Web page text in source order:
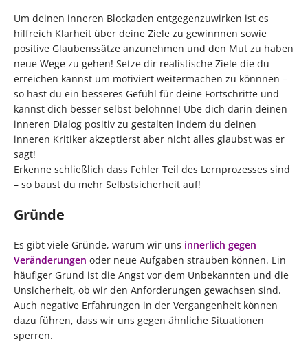
Um deinen inneren Blockaden entgegenzuwirken ist es
hilfreich Klarheit über deine Ziele zu gewinnnen sowie
positive Glaubenssätze anzunehmen und den Mut zu haben
neue Wege zu gehen! Setze dir realistische Ziele die du
erreichen kannst um motiviert weitermachen zu könnnen –
so hast du ein besseres Gefühl für deine Fortschritte und
kannst dich besser selbst belohnne! Übe dich darin deinen
inneren Dialog positiv zu gestalten indem du deinen
inneren Kritiker akzeptierst aber nicht alles glaubst was er
sagt!
Erkenne schließlich dass Fehler Teil des Lernprozesses sind
– so baust du mehr Selbstsicherheit auf!
Gründe
Es gibt viele Gründe, warum wir uns innerlich gegen
Veränderungen oder neue Aufgaben sträuben können. Ein
häufiger Grund ist die Angst vor dem Unbekannten und die
Unsicherheit, ob wir den Anforderungen gewachsen sind.
Auch negative Erfahrungen in der Vergangenheit können
dazu führen, dass wir uns gegen ähnliche Situationen
sperren.